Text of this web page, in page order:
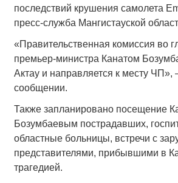
последствий крушения самолета
пресс-служба Мангистауской
«Правительственная комиссия во
премьер-министра Канатом
Актау и направляется к месту ЧП»,
сообщении.
Также запланировано посещение
Бозумбаевым пострадавших,
областные больницы, встречи с
представителями, прибывшими в
трагедией.